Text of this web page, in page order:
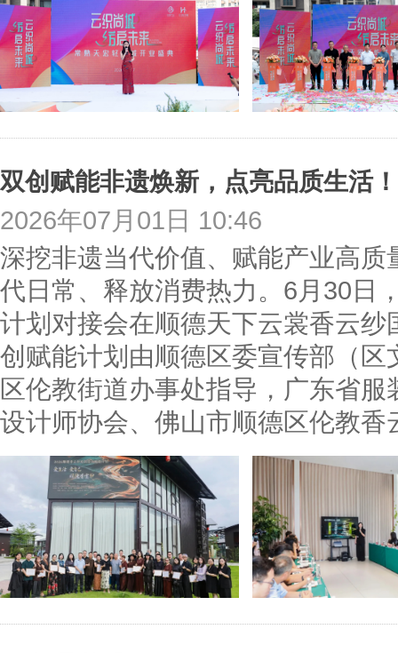
2026年07月01日 10:46
深挖非遗当代价值、赋能产业高
代日常、释放消费热力。6月30日
计划对接会在顺德天下云裳香云
创赋能计划由顺德区委宣传部（
区伦教街道办事处指导，广东省
设计师协会、佛山市顺德区伦教